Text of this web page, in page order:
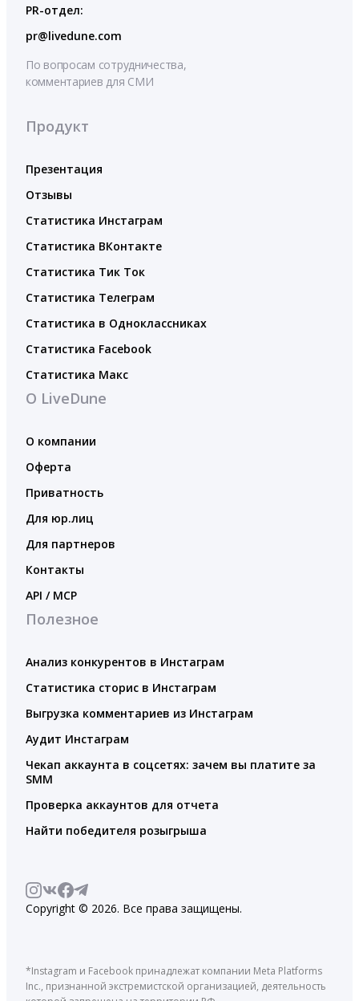
PR-отдел:
pr@livedune.com
По вопросам сотрудничества,
комментариев для СМИ
Продукт
Презентация
Отзывы
Статистика Инстаграм
Статистика ВКонтакте
Статистика Тик Ток
Статистика Телеграм
Статистика в Одноклассниках
Статистика Facebook
Статистика Макс
О LiveDune
О компании
Оферта
Приватность
Для юр.лиц
Для партнеров
Контакты
API / MCP
Полезное
Анализ конкурентов в Инстаграм
Статистика сторис в Инстаграм
Выгрузка комментариев из Инстаграм
Аудит Инстаграм
Чекап аккаунта в соцсетях: зачем вы платите за
SMM
Проверка аккаунтов для отчета
Найти победителя розыгрыша
Copyright © 2026. Все права защищены.
*Instagram и Facebook принадлежат компании Meta Platforms
Inc., признанной экстремистской организацией, деятельность